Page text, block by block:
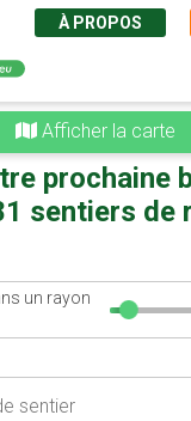
À PROPOS
prochaine
sentiers de
un rayon
Afficher la carte